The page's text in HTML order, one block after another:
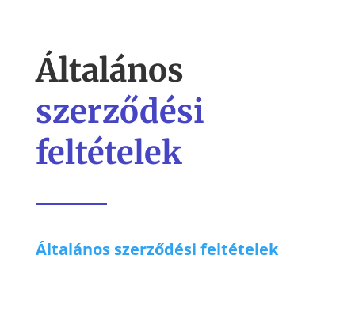
Általános
szerződési
feltételek
Általános szerződési feltételek